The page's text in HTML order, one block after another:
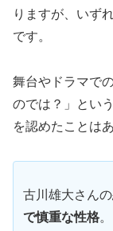
りますが、いず
です。
舞台やドラマで
のでは？」とい
を認めたことは
古川雄大さん
で慎重な性格。